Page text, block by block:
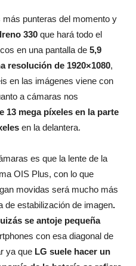
punteras del momento y
330 que hará todo el
en una pantalla de 5,9
resolución de 1920×1080,
en las imágenes viene con
a cámaras nos
13 mega píxeles en la parte
en la delantera.
es que la lente de la
OIS Plus, con lo que
movidas será mucho más
de estabilización de imagen.
se antoje pequeña
con esa diagonal de
ya que LG suele hacer un